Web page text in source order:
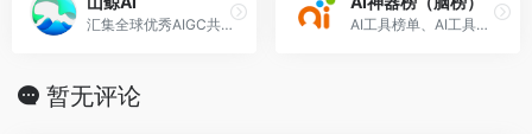
汇集全球优秀AIGC共创内容，发现人工智能的力量！ AI工具榜单、AI工具导航平台
暂无评论